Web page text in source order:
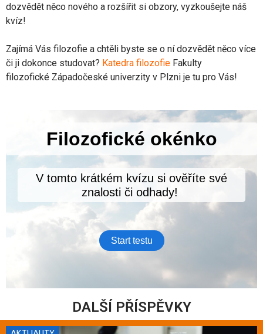
dozvědět něco nového a rozšířit si obzory, vyzkoušejte náš
kvíz!
Zajímá Vás filozofie a chtěli byste se o ní dozvědět něco více
či ji dokonce studovat? Katedra filozofie Fakulty
filozofické Západočeské univerzity v Plzni je tu pro Vás!
DALŠÍ PŘÍSPĚVKY